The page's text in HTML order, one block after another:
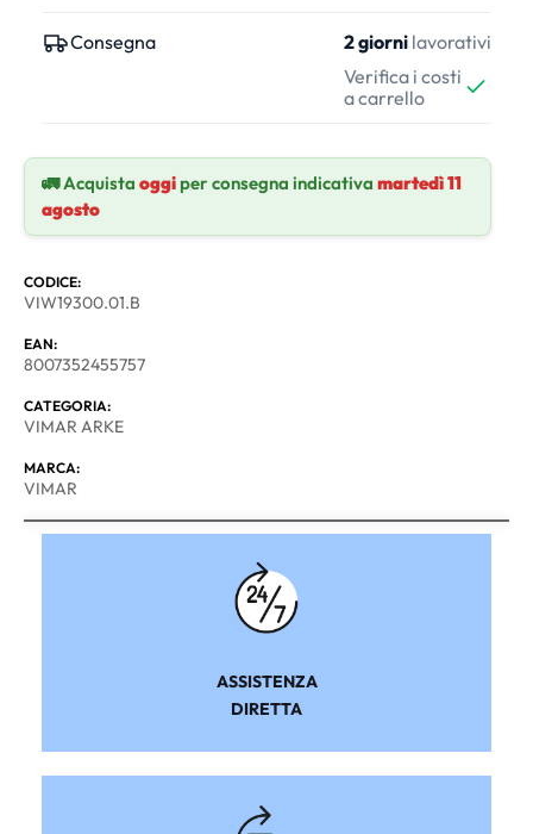
Consegna 2 giorni lavorativi
Verifica i costi
a carrello
🚛 Acquista oggiper consegna indicativa martedì 11
agosto
CODICE:
VIW19300.01.B
EAN:
8007352455757
CATEGORIA:
VIMAR ARKE
MARCA:
VIMAR
ASSISTENZA
DIRETTA